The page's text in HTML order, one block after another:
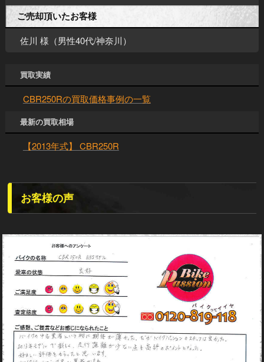
ご売却頂いたお客様
佐川 様（男性40代/神奈川）
買取実績
CBR250Rの買取価格事例の一覧
最新の買取相場
【2013年式】 CBR250R
お客様の声